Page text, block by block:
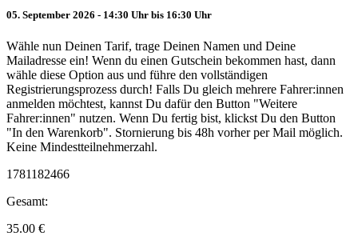
05. September 2026 - 14:30 Uhr bis 16:30 Uhr
Wähle nun Deinen Tarif, trage Deinen Namen und Deine
Mailadresse ein! Wenn du einen Gutschein bekommen hast, dann
wähle diese Option aus und führe den vollständigen
Registrierungsprozess durch! Falls Du gleich mehrere Fahrer:innen
anmelden möchtest, kannst Du dafür den Button "Weitere
Fahrer:innen" nutzen. Wenn Du fertig bist, klickst Du den Button
"In den Warenkorb". Stornierung bis 48h vorher per Mail möglich.
Keine Mindestteilnehmerzahl.
1781182466
Gesamt:
35.00 €